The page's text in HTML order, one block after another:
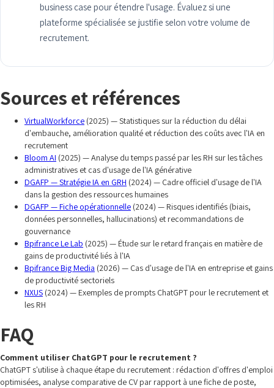
business case pour étendre l'usage. Évaluez si une
plateforme spécialisée se justifie selon votre volume de
recrutement.
Sources et références
VirtualWorkforce (2025) — Statistiques sur la réduction du délai
d'embauche, amélioration qualité et réduction des coûts avec l'IA en
recrutement
Bloom AI (2025) — Analyse du temps passé par les RH sur les tâches
administratives et cas d'usage de l'IA générative
DGAFP — Stratégie IA en GRH (2024) — Cadre officiel d'usage de l'IA
dans la gestion des ressources humaines
DGAFP — Fiche opérationnelle (2024) — Risques identifiés (biais,
données personnelles, hallucinations) et recommandations de
gouvernance
Bpifrance Le Lab (2025) — Étude sur le retard français en matière de
gains de productivité liés à l'IA
Bpifrance Big Media (2026) — Cas d'usage de l'IA en entreprise et gains
de productivité sectoriels
NXUS (2024) — Exemples de prompts ChatGPT pour le recrutement et
les RH
FAQ
Comment utiliser ChatGPT pour le recrutement ?
ChatGPT s'utilise à chaque étape du recrutement : rédaction d'offres d'emploi
optimisées, analyse comparative de CV par rapport à une fiche de poste,